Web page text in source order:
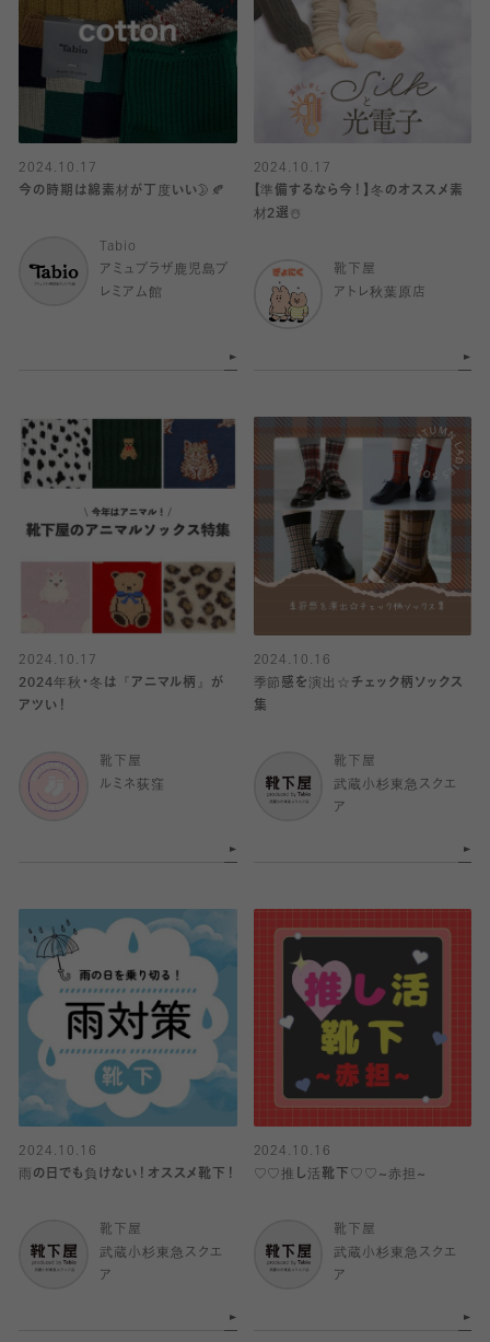
2024.10.17
今の時期は綿素材が丁度いい🌛🍂
Tabio
アミュプラザ鹿児島プ
レミアム館
2024.10.17
【準備するなら今！】冬のオススメ素
材2選☃️
靴下屋
アトレ秋葉原店
2024.10.17
2024年秋・冬は『アニマル柄』が
アツい！
靴下屋
ルミネ荻窪
2024.10.16
季節感を演出☆チェック柄ソックス
集
靴下屋
武蔵小杉東急スクエ
ア
2024.10.16
雨の日でも負けない！オススメ靴下！
靴下屋
武蔵小杉東急スクエ
ア
2024.10.16
♡♡推し活靴下♡♡~赤担~
靴下屋
武蔵小杉東急スクエ
ア